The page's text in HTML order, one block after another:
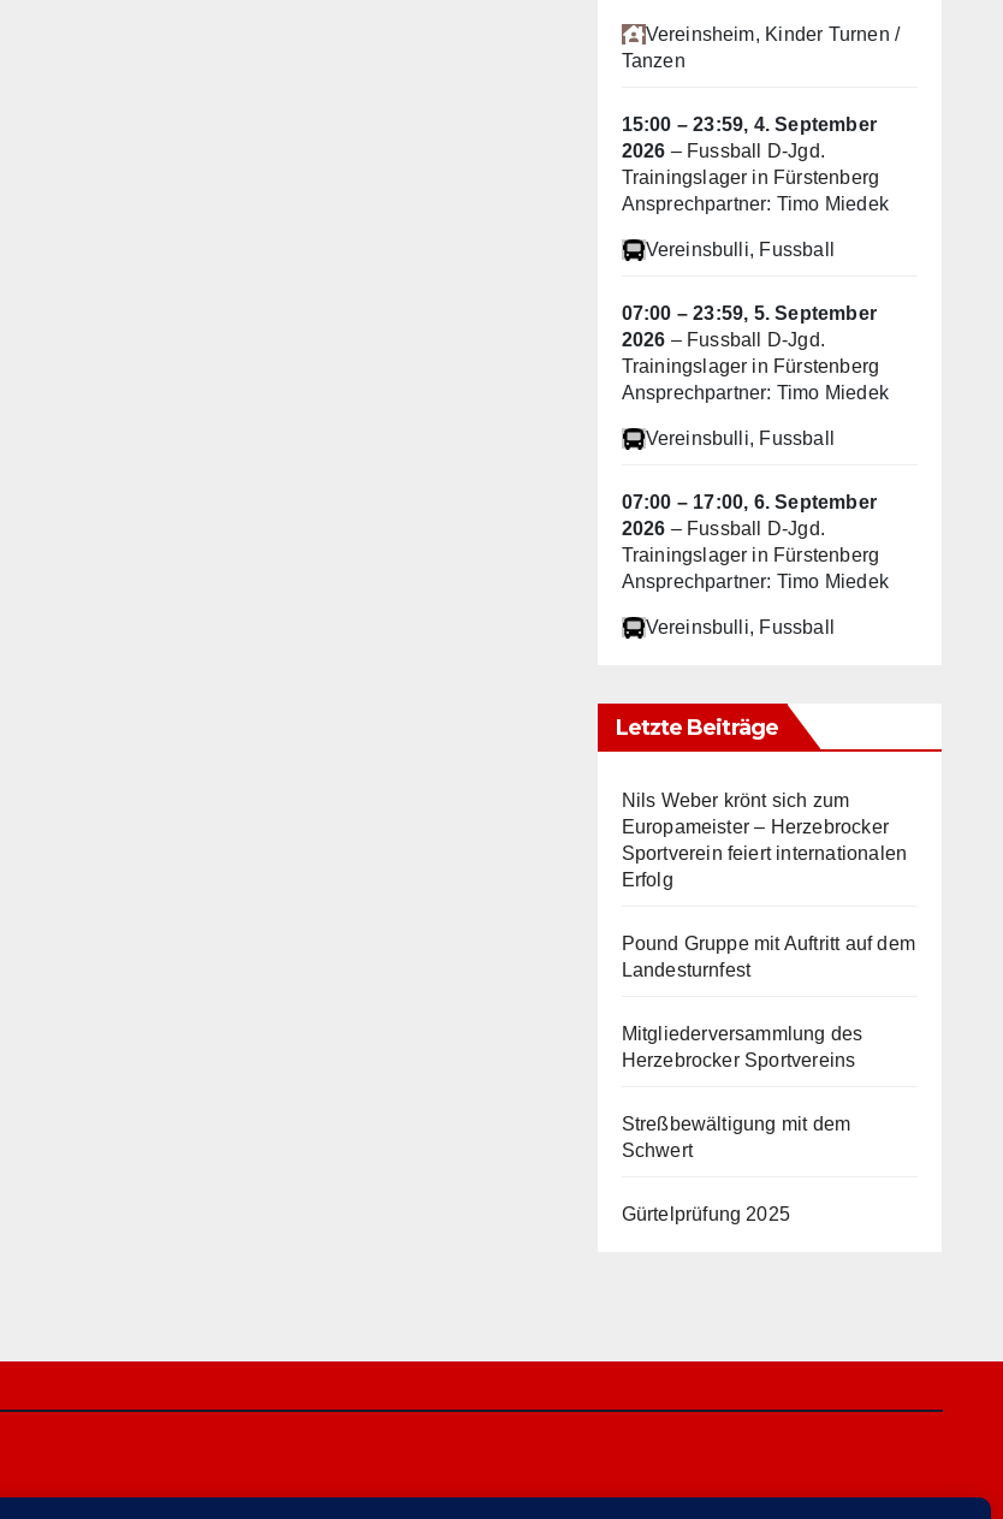
Vereinsheim, Kinder Turnen /
Tanzen
15:00 – 23:59, 4. September
2026 – Fussball D-Jgd.
Trainingslager in Fürstenberg
Ansprechpartner: Timo Miedek
Vereinsbulli, Fussball
07:00 – 23:59, 5. September
2026 – Fussball D-Jgd.
Trainingslager in Fürstenberg
Ansprechpartner: Timo Miedek
Vereinsbulli, Fussball
07:00 – 17:00, 6. September
2026 – Fussball D-Jgd.
Trainingslager in Fürstenberg
Ansprechpartner: Timo Miedek
Vereinsbulli, Fussball
Letzte Beiträge
Nils Weber krönt sich zum
Europameister – Herzebrocker
Sportverein feiert internationalen
Erfolg
Pound Gruppe mit Auftritt auf dem
Landesturnfest
Mitgliederversammlung des
Herzebrocker Sportvereins
Streßbewältigung mit dem
Schwert
Gürtelprüfung 2025